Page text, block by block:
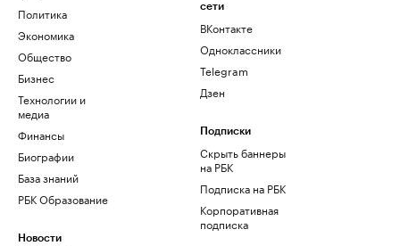
Политика
Экономика
Общество
Бизнес
Технологии и
медиа
Финансы
Биографии
База знаний
РБК Образование
Новости
сети
ВКонтакте
Одноклассники
Telegram
Дзен
Подписки
Скрыть баннеры
на РБК
Подписка на РБК
Корпоративная
подписка